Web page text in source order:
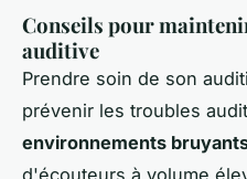
Conseils pour
auditive
Prendre soin de son
prévenir les troubles
environnements
d'écouteurs à volume